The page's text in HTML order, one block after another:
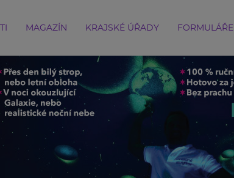
MAGAZÍN KRAJSKÉ ÚŘADY FORMULÁŘE